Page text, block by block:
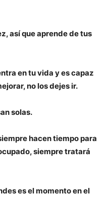
así que aprende de tus
en tu vida y es capaz
no los dejes ir.
solas.
hacen tiempo para
siempre tratará
es el momento en el